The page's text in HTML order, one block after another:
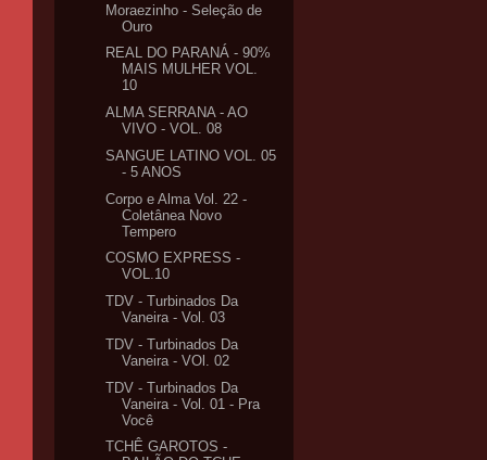
Moraezinho - Seleção de
Ouro
REAL DO PARANÁ - 90%
MAIS MULHER VOL.
10
ALMA SERRANA - AO
VIVO - VOL. 08
SANGUE LATINO VOL. 05
- 5 ANOS
Corpo e Alma Vol. 22 -
Coletânea Novo
Tempero
COSMO EXPRESS -
VOL.10
TDV - Turbinados Da
Vaneira - Vol. 03
TDV - Turbinados Da
Vaneira - VOl. 02
TDV - Turbinados Da
Vaneira - Vol. 01 - Pra
Você
TCHÊ GAROTOS -